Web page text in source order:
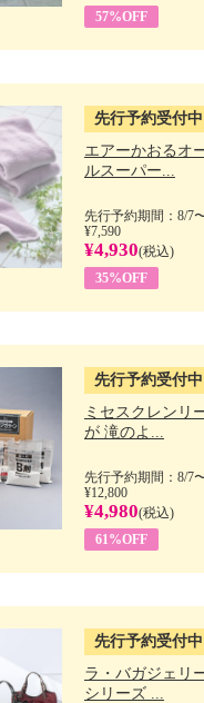
57%OFF
先行予約受付中
エアーかおるオ
ルスーパー...
先行予約期間：8/7
¥7,590
¥4,930(税込)
35%OFF
先行予約受付中
ミセスクレンリ
が 滝のよ...
先行予約期間：8/7
¥12,800
¥4,980(税込)
61%OFF
先行予約受付中
ラ・バガジェリ
シリーズ ...